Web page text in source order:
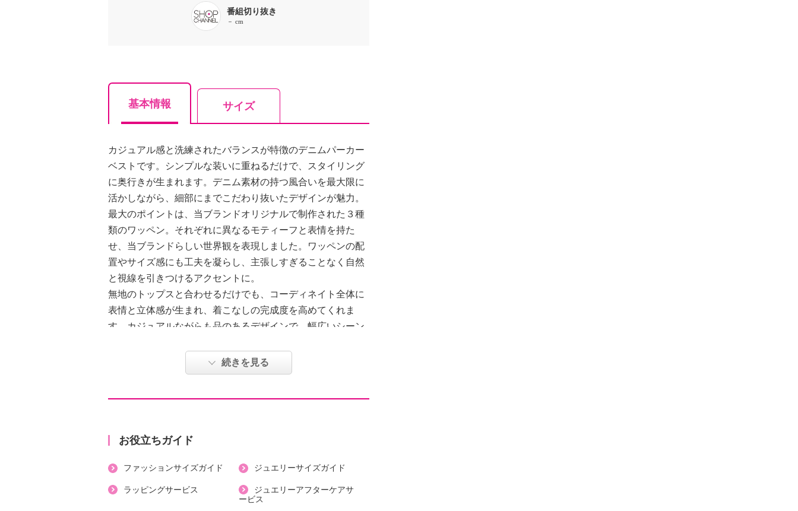
番組切り抜き
－ cm
基本情報 サイズ
カジュアル感と洗練されたバランスが特徴のデニムパーカー
ベストです。シンプルな装いに重ねるだけで、スタイリング
に奥行きが生まれます。デニム素材の持つ風合いを最大限に
活かしながら、細部にまでこだわり抜いたデザインが魅力。
最大のポイントは、当ブランドオリジナルで制作された３種
類のワッペン。それぞれに異なるモティーフと表情を持た
せ、当ブランドらしい世界観を表現しました。ワッペンの配
置やサイズ感にも工夫を凝らし、主張しすぎることなく自然
と視線を引きつけるアクセントに。
無地のトップスと合わせるだけでも、コーディネイト全体に
表情と立体感が生まれ、着こなしの完成度を高めてくれま
す。カジュアルながらも品のあるデザインで、幅広いシーン
・裾スリット：なし
・裾にドローストリング入り
【素材】
続きを見る
お役立ちガイド
ファッションサイズガイド ジュエリーサイズガイド
ラッピングサービス
ジュエリーアフターケアサ
ービス